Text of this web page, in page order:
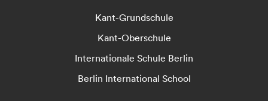
Kant-Grundschule
Kant-Oberschule
Internationale Schule Berlin
Berlin International School